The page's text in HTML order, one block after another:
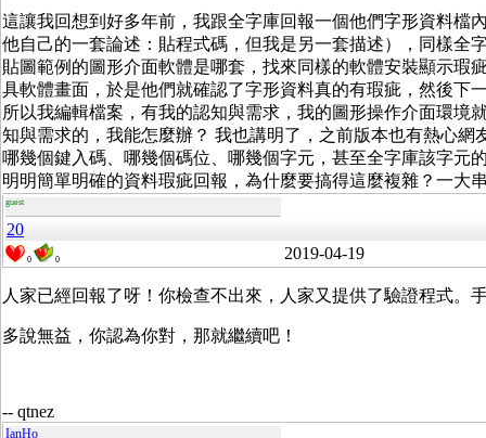
這讓我回想到好多年前，我跟全字庫回報一個他們字形資料檔
他自己的一套論述：貼程式碼，但我是另一套描述），同樣全
貼圖範例的圖形介面軟體是哪套，找來同樣的軟體安裝顯示瑕
具軟體畫面，於是他們就確認了字形資料真的有瑕疵，然後下
所以我編輯檔案，有我的認知與需求，我的圖形操作介面環境
知與需求的，我能怎麼辦？ 我也講明了，之前版本也有熱心
哪幾個鍵入碼、哪幾個碼位、哪幾個字元，甚至全字庫該字元
明明簡單明確的資料瑕疵回報，為什麼要搞得這麼複雜？一大
guest
20
0 0 2019-04-19
人家已經回報了呀！你檢查不出來，人家又提供了驗證程式。
多說無益，你認為你對，那就繼續吧！
-- qtnez
IanHo